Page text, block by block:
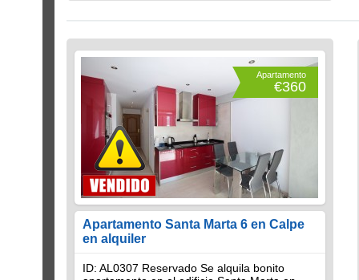
Apartamento
€360
Apartamento Santa Marta 6 en Calpe
en alquiler
ID: AL0307 Reservado Se alquila bonito